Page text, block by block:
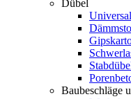
Dübel
Baubeschläge